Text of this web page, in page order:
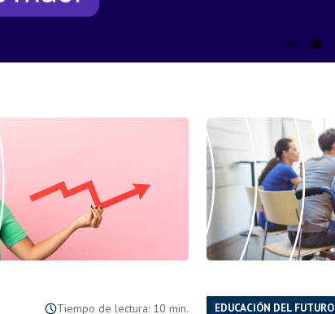
Tiempo de lectura: 10 min. EDUCACIÓN DEL FUTURO